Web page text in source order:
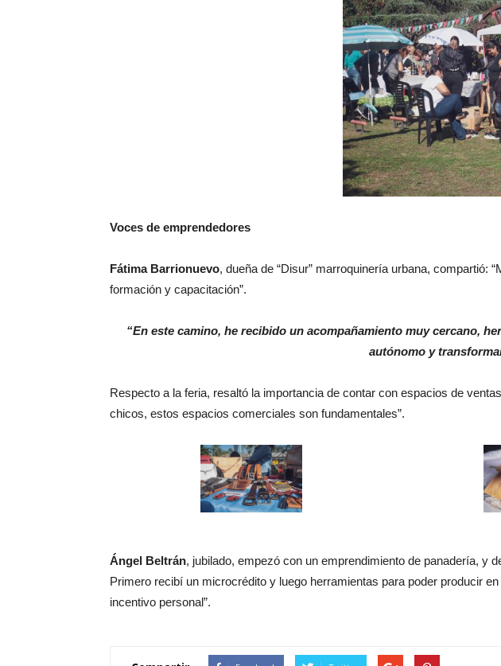
Voces de emprendedores
Fátima Barrionuevo, dueña de “Disur” marroquinería urbana, compartió:
formación y capacitación”.
“En este camino, he recibido un acompañamiento muy cercano,
autónomo y
Respecto a la feria, resaltó la importancia de contar con espacios de
chicos, estos espacios comerciales son fundamentales”.
Ángel Beltrán, jubilado, empezó con un emprendimiento de panadería, y
Primero recibí un microcrédito y luego herramientas para poder producir
incentivo personal”.